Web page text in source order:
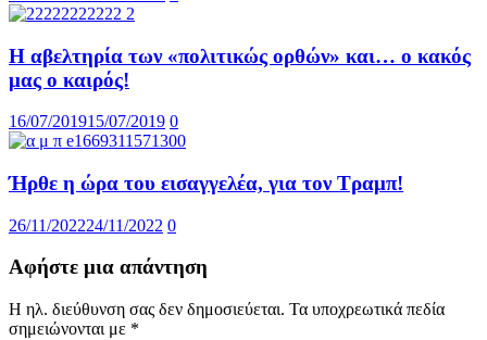
Η αβελτηρία των «πολιτικώς ορθών» και… ο κακός
μας ο καιρός!
16/07/201915/07/2019 0
Ήρθε η ώρα του εισαγγελέα, για τον Τραμπ!
26/11/202224/11/2022 0
Αφήστε μια απάντηση
Η ηλ. διεύθυνση σας δεν δημοσιεύεται. Τα υποχρεωτικά πεδία
σημειώνονται με *